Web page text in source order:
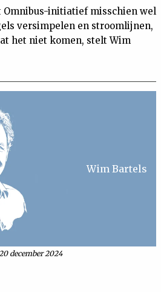
Omnibus-initiatief misschien wel
versimpelen en stroomlijnen,
het niet komen, stelt Wim
Wim Bartels
20 december 2024